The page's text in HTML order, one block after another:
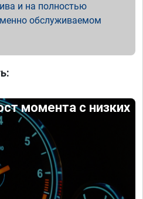
и на полностью
обслуживаемом
момента с низких